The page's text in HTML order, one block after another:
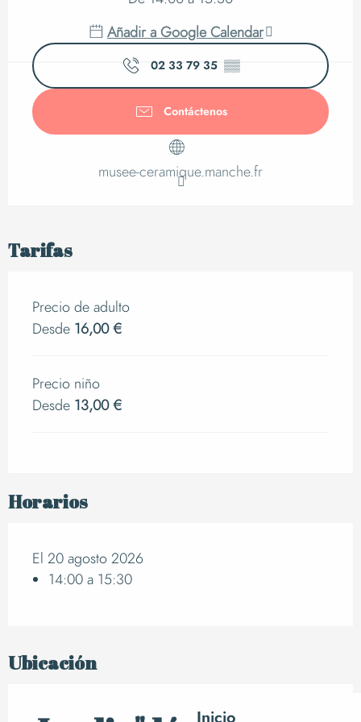
Inicio
Añadir a Google Calendar
02 33 79 35 ▒▒
Contáctenos
musee-ceramique.manche.fr
Tarifas
Precio de adulto
Desde 16,00 €
Precio niño
Desde 13,00 €
Horarios
El 20 agosto 2026
14:00 a 15:30
Ubicación